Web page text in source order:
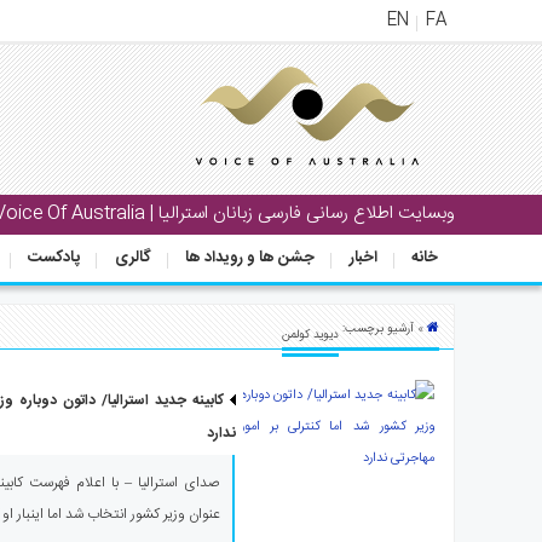
FA
EN
وبسایت اطلاع رسانی فارسی زبانان استرالیا | Voice Of Australia
خانه اخبار جشن ها و رویداد ها گالری پادکست
منوی
اصلی
خانه
ها
» آرشیو برچسب:دیوید کولمن
کابینه جدید استرالیا/ داتون دوباره
ندارد
صدای استرالیا – با اعلام فهرست
عنوان وزیر کشور انتخاب شد اما اینبار